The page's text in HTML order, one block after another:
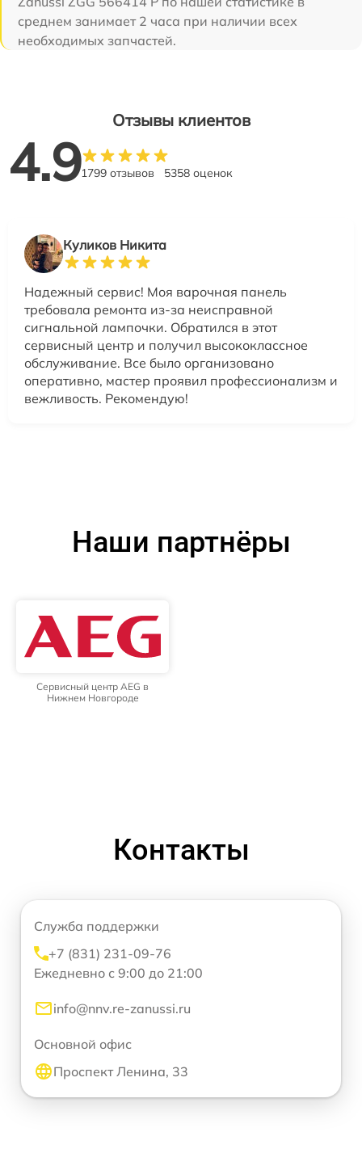
среднем занимает 2 часа при наличии всех
необходимых запчастей.
Отзывы клиентов
4.91799 отзывов 5358 оценок
Куликов Никита
Надежный сервис! Моя варочная панель
требовала ремонта из-за неисправной
сигнальной лампочки. Обратился в этот
сервисный центр и получил высококлассное
обслуживание. Все было организовано
оперативно, мастер проявил профессионализм и
вежливость. Рекомендую!
Наши партнёры
Сервисный центр AEG в
Нижнем Новгороде
Контакты
Служба поддержки
+7 (831) 231-09-76
Ежедневно с 9:00 до 21:00
info@nnv.re-zanussi.ru
Основной офис
Проспект Ленина, 33